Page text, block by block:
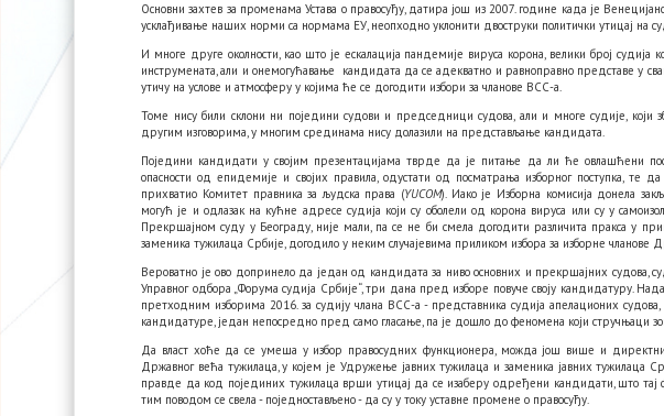
Основни захтев за променама Устава о правосуђу, датира још из 2007. године када је
усклађивање наших норми са нормама ЕУ, неопходно уклонити двоструки политички утицај на
И многе друге околности, као што је ескалација пандемије вируса корона, велики број судија
инструмената, али и онемогућавање кандидата да се адекватно и равноправно представе у
утичу на услове и атмосферу у којима ће се догодити избори за чланове ВСС-а.
Томе нису били склони ни поједини судови и председници судова, али и многе судије, који
другим изговорима, у многим срединама нису долазили на представљање кандидата.
Поједини кандидати у својим презентацијама тврде да је питање да ли ће овлашћени
опасности од епидемије и својих правила, одустати од посматрања изборног поступка, те
прихватио Комитет правника за људска права (YUCOM). Иако је Изборна комисија донела
могућ је и одлазак на кућне адресе судија који су оболели од корона вируса или су у
Прекршајном суду у Београду, није мали, па се не би смела догодити различита пракса у
заменика тужилаца Србије, догодило у неким случајевима приликом избора за изборне
Вероватно је ово допринело да један од кандидата за ниво основних и прекршајних судова,
Управног одбора „Форума судија Србије“, три дана пред изборе повуче своју кандидатуру.
претходним изборима 2016. за судију члана ВСС-а - представника судија апелационих
кандидатуре, један непосредно пред само гласање, па је дошло до феномена који стручњаци
Да власт хоће да се умеша у избор правосудних функционера, можда још више и
Државног већа тужилаца, у којем је Удружење јавних тужилаца и заменика јавних тужилаца
правде да код појединих тужилаца врши утицај да се изаберу одређени кандидати, што тај
тим поводом се свела - поједностављено - да су у току уставне промене о правосуђу.